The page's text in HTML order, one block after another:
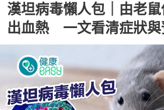
漢坦病毒懶人包｜由老
出血熱 一文看清症狀與